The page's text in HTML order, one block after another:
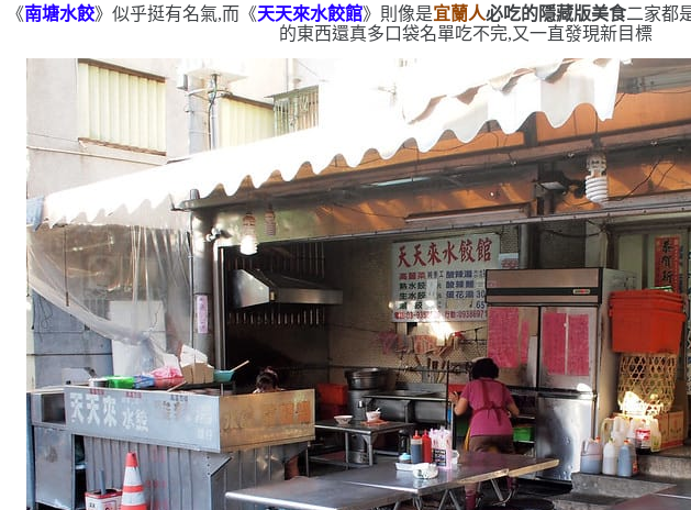
《南塘水餃》似乎挺有名氣,而《天天來水餃館》則像是宜蘭人必吃的隱藏版美食二家都
的東西還真多 口袋名單吃不完,又一直發現新目標